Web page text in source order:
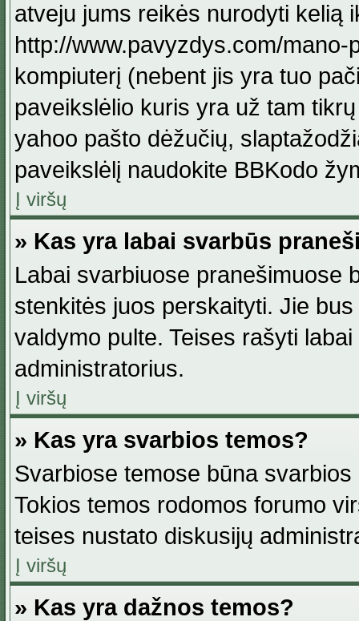
atveju jums reikės nurodyti kelią
http://www.pavyzdys.com/
kompiuterį (nebent jis yra tuo
paveikslėlio kuris yra už tam
yahoo pašto dėžučių,
paveikslėlį naudokite BBKodo
Į viršų
» Kas yra labai svarbūs
Labai svarbiuose pranešimuose
stenkitės juos perskaityti. Jie
valdymo pulte. Teises rašyti
administratorius.
Į viršų
» Kas yra svarbios temos?
Svarbiose temose būna
Tokios temos rodomos forumo
teises nustato diskusijų
Į viršų
» Kas yra dažnos temos?